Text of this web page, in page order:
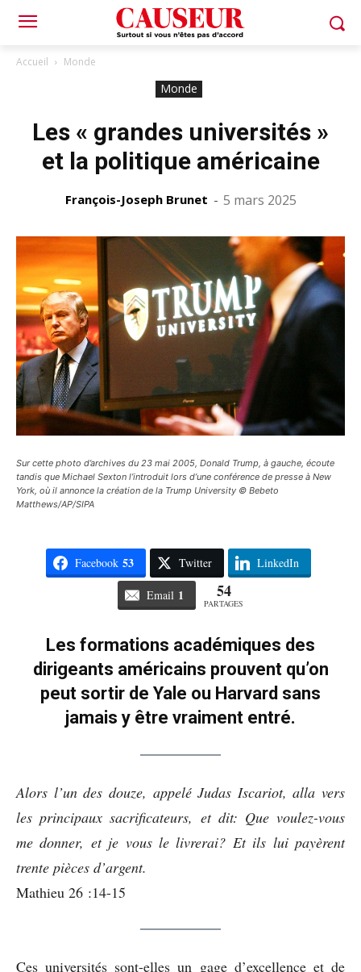
Accueil Monde
Monde
Les « grandes universités »
et la politique américaine
François-Joseph Brunet - 5 mars 2025
Sur cette photo d’archives du 23 mai 2005, Donald Trump, à gauche, écoute
tandis que Michael Sexton l’introduit lors d’une conférence de presse à New
York, où il annonce la création de la Trump University © Bebeto
Matthews/AP/SIPA
Facebook 53 Twitter LinkedIn
Email 1 54
PARTAGES
Les formations académiques des
dirigeants américains prouvent qu’on
peut sortir de Yale ou Harvard sans
jamais y être vraiment entré.
Alors l’un des douze, appelé Judas Iscariot, alla vers
les principaux sacrificateurs, et dit: Que voulez-vous
me donner, et je vous le livrerai? Et ils lui payèrent
trente pièces d’argent.
Mathieu 26 :14-15
Ces universités sont-elles un gage d’excellence et de